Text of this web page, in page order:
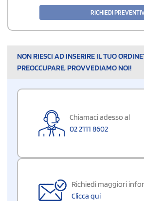
RICHIEDI
NON RIESCI AD INSERIRE IL TUO
PREOCCUPARE, PROVVEDIAMO NOI!
Chiamaci adesso al
02 2111 8602
Richiedi maggiori
Clicca qui